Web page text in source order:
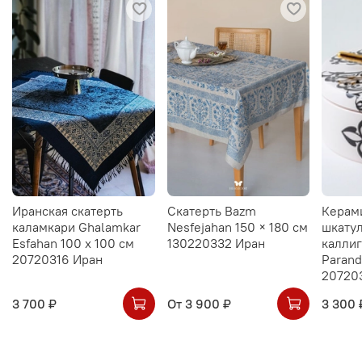
Иранская скатерть
каламкари Ghalamkar
Esfahan 100 х 100 см
20720316 Иран
3 700 ₽
Скатерть Bazm
Nesfejahan 150 × 180 см
130220332 Иран
От 3 900 ₽
3 300